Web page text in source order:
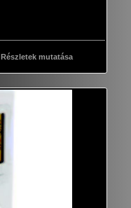
Részletek mutatása